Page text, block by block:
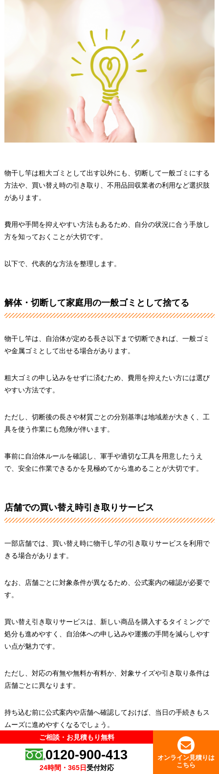
ご相談・お見積もり無料
0120-900-413
24時間・365日受付対応
オンライン見積りは
こちら
物干し竿は粗大ゴミとして出す以外にも、切断して一般ゴミにする
方法や、買い替え時の引き取り、不用品回収業者の利用など選択肢
があります。
費用や手間を抑えやすい方法もあるため、自分の状況に合う手放し
方を知っておくことが大切です。
以下で、代表的な方法を整理します。
解体・切断して家庭用の一般ゴミとして捨てる
物干し竿は、自治体が定める長さ以下まで切断できれば、一般ゴミ
や金属ゴミとして出せる場合があります。
粗大ゴミの申し込みをせずに済むため、費用を抑えたい方には選び
やすい方法です。
ただし、切断後の長さや材質ごとの分別基準は地域差が大きく、工
具を使う作業にも危険が伴います。
事前に自治体ルールを確認し、軍手や適切な工具を用意したうえ
で、安全に作業できるかを見極めてから進めることが大切です。
店舗での買い替え時引き取りサービス
一部店舗では、買い替え時に物干し竿の引き取りサービスを利用で
きる場合があります。
なお、店舗ごとに対象条件が異なるため、公式案内の確認が必要で
す。
買い替え引き取りサービスは、新しい商品を購入するタイミングで
処分も進めやすく、自治体への申し込みや運搬の手間を減らしやす
い点が魅力です。
ただし、対応の有無や無料か有料か、対象サイズや引き取り条件は
店舗ごとに異なります。
持ち込む前に公式案内や店舗へ確認しておけば、当日の手続きもス
ムーズに進めやすくなるでしょう。
引っ越し時などに便利な不用品回収業者への依頼
ご相談・お見積もり無料
0120-900-413
24時間・365日受付対応
オンライン見積りは
こちら